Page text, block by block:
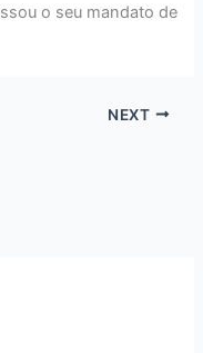
o seu mandato de
NEXT